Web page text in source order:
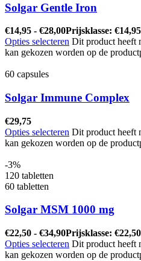
Solgar Gentle Iron
€14,95 - €28,00Prijsklasse:
Opties selecteren Dit product heeft
kan gekozen worden op de
60 capsules
Solgar Immune Complex
€29,75
Opties selecteren Dit product heeft
kan gekozen worden op de
-3%
120 tabletten
60 tabletten
Solgar MSM 1000 mg
€22,50 - €34,90Prijsklasse:
Opties selecteren Dit product heeft
kan gekozen worden op de